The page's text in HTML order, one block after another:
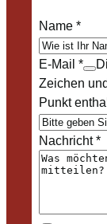
Name*
E-Mail *
Zeichen
Punkt
Nachricht*